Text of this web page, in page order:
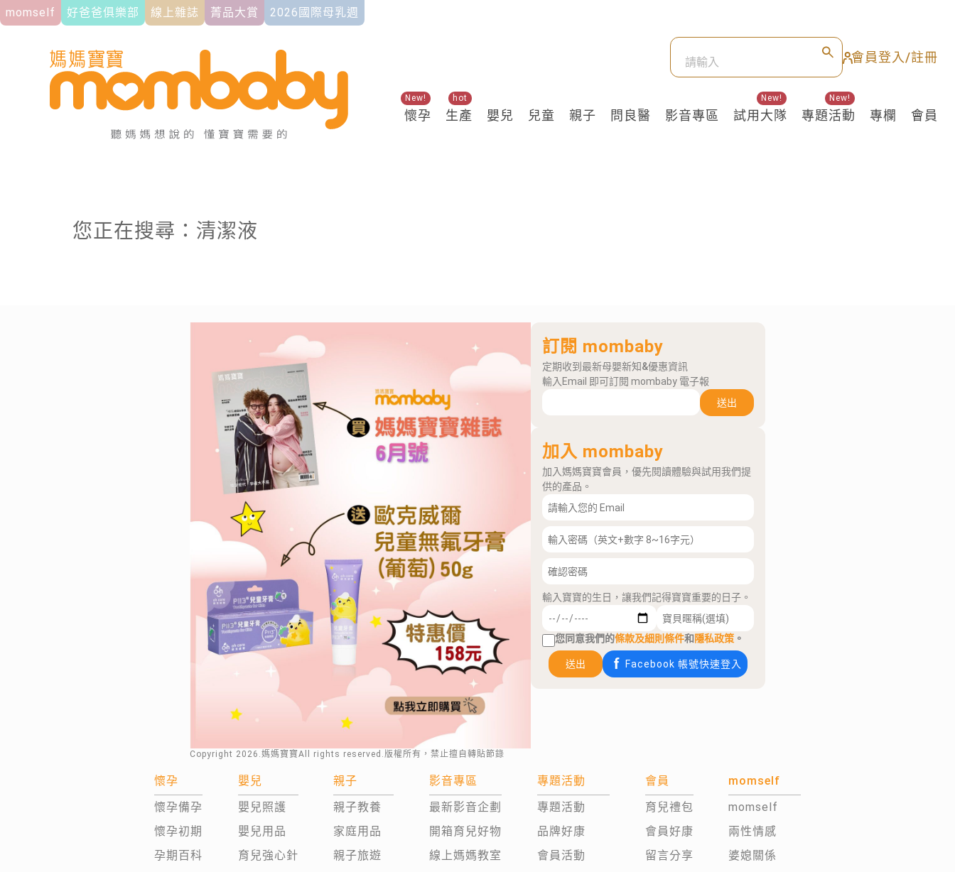
momself 好爸爸俱樂部 線上雜誌 菁品大賞 2026國際母乳週
會員登入/註冊
懷孕
New!
生產
hot
嬰兒 兒童 親子 問良醫 影音專區 試用大隊
New!
專題活動
New!
專欄 會員
關鍵熱搜
您正在搜尋：清潔液
Copyright 2026 .媽媽寶寶All rights reserved.版權所有，禁止擅自轉貼節錄
訂閱 mombaby
定期收到最新母嬰新知&優惠資訊
輸入Email 即可訂閱 mombaby 電子報
送出
加入 mombaby
加入媽媽寶寶會員，優先閱讀體驗與試用我們提
供的產品。
輸入寶寶的生日，讓我們記得寶寶重要的日子。
您同意我們的條款及細則條件和隱私政策 。
送出 Facebook 帳號快速登入
懷孕
懷孕備孕
懷孕初期
孕期百科
嬰兒
嬰兒照護
嬰兒用品
育兒強心針
親子
親子教養
家庭用品
親子旅遊
影音專區
最新影音企劃
開箱育兒好物
線上媽媽教室
專題活動
專題活動
品牌好康
會員活動
會員
育兒禮包
會員好康
留言分享
momself
momself
兩性情感
婆媳關係